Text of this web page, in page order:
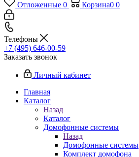
Отложенные 0 Корзина0 0
Телефоны
+7 (495) 646-00-59
Заказать звонок
Личный кабинет
Главная
Каталог
Назад
Каталог
Домофонные системы
Назад
Домофонные системы
Комплект домофона